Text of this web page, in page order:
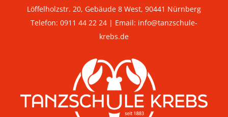
Löffelholzstr. 20, Gebäude 8 West, 90441 Nürnberg
Telefon: 0911 44 22 24 | Email: info@tanzschule-
krebs.de